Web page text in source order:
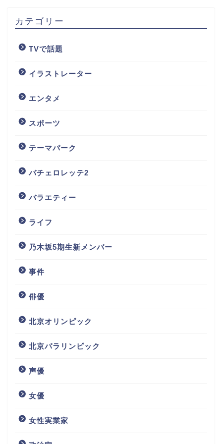
カテゴリー
TVで話題
イラストレーター
エンタメ
スポーツ
テーマパーク
バチェロレッテ2
バラエティー
ライフ
乃木坂5期生新メンバー
事件
俳優
北京オリンピック
北京パラリンピック
声優
女優
女性実業家